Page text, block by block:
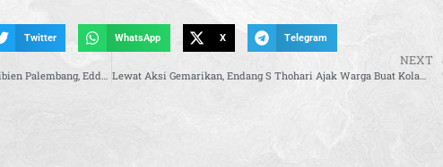
Twitter WhatsApp X Telegram
Kunjungi Pondok Pesantren Rubath Al Muhibien Palembang, Eddy Santana Putra Sampaikan Program Pembangunan MCK dan Air Wudhu
NEXT
Lewat Aksi Gemarikan, Endang S Thohari Ajak Warga Buat Kolam Protein